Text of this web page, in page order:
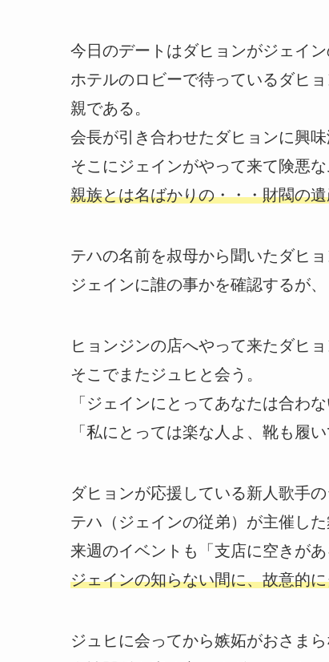
今日のデートはダヒョンがジェイン
ホテルのロビーで待っているダヒ
親である。
会長が引き合わせたダヒョンに興味
そこにジェインがやって来て険悪
親族とは名ばかりの・・・財閥の
テハの名前を叔母から聞いたダヒョ
ジェインに誰の事かを確認するが
ヒョンジンの店へやって来たダヒョ
そこでまたジュヒと会う。
「ジェインにとってあなたは合わ
「私にとっては楽な人よ、靴も履
ダヒョンが応援している新人歌手の
テハ（ジェインの従弟）が主催した
来週のイベントも「支店に空きが
ジェインの知らない間に、故意的
ジュヒに会ってから嫉妬がおさま